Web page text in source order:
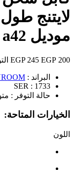
موديل s a42
200 EGP
245 EGP
البراند :
SER : 1733
حالة التوفر :
الخيارات المتاحة:
اللون